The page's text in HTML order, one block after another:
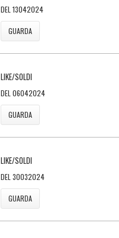
DEL 13042024
GUARDA
LIKE/SOLDI
DEL 06042024
GUARDA
LIKE/SOLDI
DEL 30032024
GUARDA